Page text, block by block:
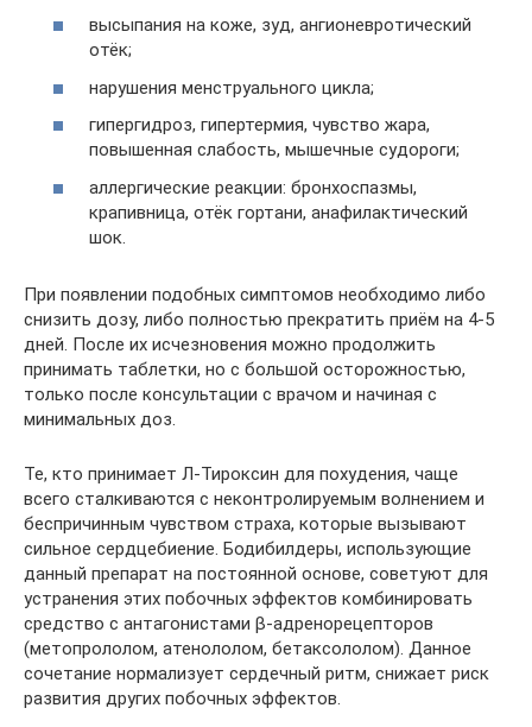
высыпания на коже, зуд, ангионевротический
отёк;
нарушения менструального цикла;
гипергидроз, гипертермия, чувство жара,
повышенная слабость, мышечные судороги;
аллергические реакции: бронхоспазмы,
крапивница, отёк гортани, анафилактический
шок.
При появлении подобных симптомов необходимо либо
снизить дозу, либо полностью прекратить приём на 4-5
дней. После их исчезновения можно продолжить
принимать таблетки, но с большой осторожностью,
только после консультации с врачом и начиная с
минимальных доз.
Те, кто принимает Л-Тироксин для похудения, чаще
всего сталкиваются с неконтролируемым волнением и
беспричинным чувством страха, которые вызывают
сильное сердцебиение. Бодибилдеры, использующие
данный препарат на постоянной основе, советуют для
устранения этих побочных эффектов комбинировать
средство с антагонистами β-адренорецепторов
(метопрололом, атенололом, бетаксололом). Данное
сочетание нормализует сердечный ритм, снижает риск
развития других побочных эффектов.